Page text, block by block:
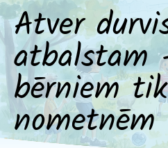
Atver
atbalstam
bērniem
nometnēm